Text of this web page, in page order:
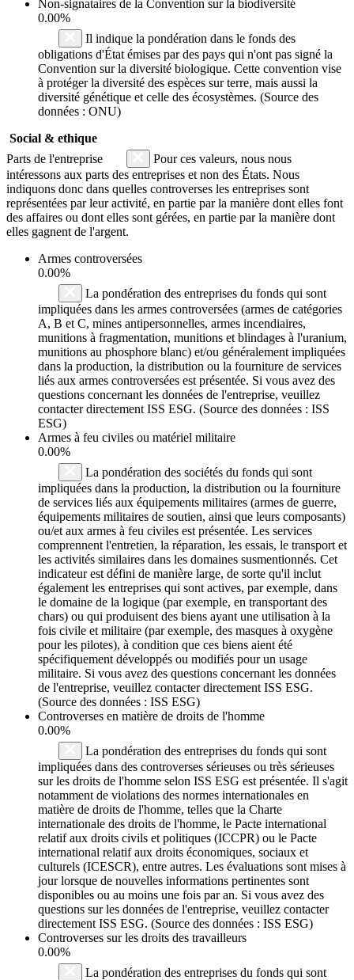
Non-signataires de la Convention sur la biodiversité
0.00%
Il indique la pondération dans le fonds des
obligations d'État émises par des pays qui n'ont pas signé la
Convention sur la diversité biologique. Cette convention vise
à protéger la diversité des espèces sur terre, mais aussi la
diversité génétique et celle des écosystèmes. (Source des
données : ONU)
Social & ethique
Parts de l'entreprise
Pour ces valeurs, nous nous
intéressons aux parts des entreprises et non des États. Nous
indiquons donc dans quelles controverses les entreprises sont
représentées par leur activité, en partie par la manière dont elles font
des affaires ou dont elles sont gérées, en partie par la manière dont
elles gagnent de l'argent.
Armes controversées
0.00%
La pondération des entreprises du fonds qui sont
impliquées dans les armes controversées (armes de catégories
A, B et C, mines antipersonnelles, armes incendiaires,
munitions à fragmentation, munitions et blindages à l'uranium,
munitions au phosphore blanc) et/ou généralement impliquées
dans la production, la distribution ou la fourniture de services
liés aux armes controversées est présentée. Si vous avez des
questions concernant les données de l'entreprise, veuillez
contacter directement ISS ESG. (Source des données : ISS
ESG)
Armes à feu civiles ou matériel militaire
0.00%
La pondération des sociétés du fonds qui sont
impliquées dans la production, la distribution ou la fourniture
de services liés aux équipements militaires (armes de guerre,
équipements militaires de soutien, ainsi que leurs composants)
ou/et aux armes à feu civiles est présentée. Les services
comprennent l'entretien, la réparation, les essais, le transport et
les activités similaires dans les domaines susmentionnés. Cet
indicateur est défini de manière large, de sorte qu'il inclut
également les entreprises qui sont actives, par exemple, dans
le domaine de la logique (par exemple, en transportant des
chars) ou qui produisent des biens ayant une utilisation à la
fois civile et militaire (par exemple, des masques à oxygène
pour les pilotes), à condition que ces biens aient été
spécifiquement développés ou modifiés pour un usage
militaire. Si vous avez des questions concernant les données
de l'entreprise, veuillez contacter directement ISS ESG.
(Source des données : ISS ESG)
Controverses en matière de droits de l'homme
0.00%
La pondération des entreprises du fonds qui sont
impliquées dans des controverses sérieuses ou très sérieuses
sur les droits de l'homme selon ISS ESG est présentée. Il s'agit
notamment de violations des normes internationales en
matière de droits de l'homme, telles que la Charte
internationale des droits de l'homme, le Pacte international
relatif aux droits civils et politiques (ICCPR) ou le Pacte
international relatif aux droits économiques, sociaux et
culturels (ICESCR), entre autres. Les évaluations sont mises à
jour lorsque de nouvelles informations pertinentes sont
disponibles ou au moins une fois par an. Si vous avez des
questions sur les données de l'entreprise, veuillez contacter
directement ISS ESG. (Source des données : ISS ESG)
Controverses sur les droits des travailleurs
0.00%
La pondération des entreprises du fonds qui sont